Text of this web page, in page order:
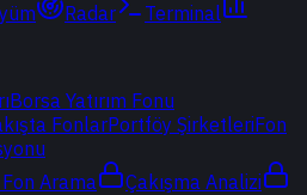
Radar
Terminal
Borsa Yatırım Fonu
FonlarPortföy ŞirketleriFon
Arama
Çakışma Analizi